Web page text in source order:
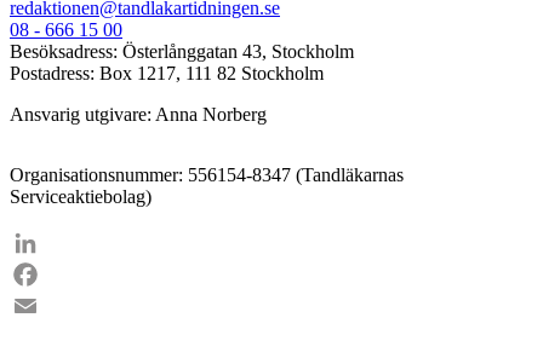
redaktionen@tandlakartidningen.se
08 - 666 15 00
Besöksadress: Österlånggatan 43, Stockholm
Postadress: Box 1217, 111 82 Stockholm
Ansvarig utgivare: Anna Norberg
Organisationsnummer: 556154-8347 (Tandläkarnas
Serviceaktiebolag)
LinkedIn
Facebook